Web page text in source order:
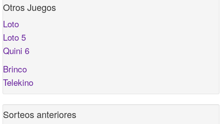
Otros Juegos
Loto
Loto 5
Quini 6
Brinco
Telekino
Sorteos anteriores